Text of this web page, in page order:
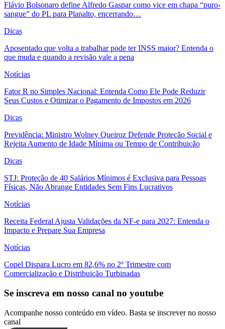
Flávio Bolsonaro define Alfredo Gaspar como vice em chapa “puro-
sangue” do PL para Planalto, encerrando…
Dicas
Aposentado que volta a trabalhar pode ter INSS maior? Entenda o
que muda e quando a revisão vale a pena
Notícias
Fator R no Simples Nacional: Entenda Como Ele Pode Reduzir
Seus Custos e Otimizar o Pagamento de Impostos em 2026
Dicas
Previdência: Ministro Wolney Queiroz Defende Proteção Social e
Rejeita Aumento de Idade Mínima ou Tempo de Contribuição
Dicas
STJ: Proteção de 40 Salários Mínimos é Exclusiva para Pessoas
Físicas, Não Abrange Entidades Sem Fins Lucrativos
Notícias
Receita Federal Ajusta Validações da NF-e para 2027: Entenda o
Impacto e Prepare Sua Empresa
Notícias
Copel Dispara Lucro em 82,6% no 2º Trimestre com
Comercialização e Distribuição Turbinadas
Se inscreva em nosso canal no youtube
Acompanhe nosso conteúdo em vídeo. Basta se inscrever no nosso
canal